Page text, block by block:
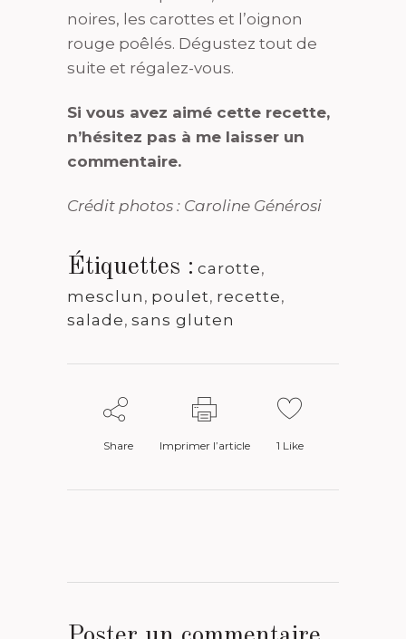
noires, les carottes et l’oignon
rouge poêlés. Dégustez tout de
suite et régalez-vous.
Si vous avez aimé cette recette,
n’hésitez pas à me laisser un
commentaire.
Crédit photos : Caroline Générosi
Étiquettes : carotte,
mesclun , poulet, recette,
salade, sans gluten
Share Imprimer l’article 1 Like